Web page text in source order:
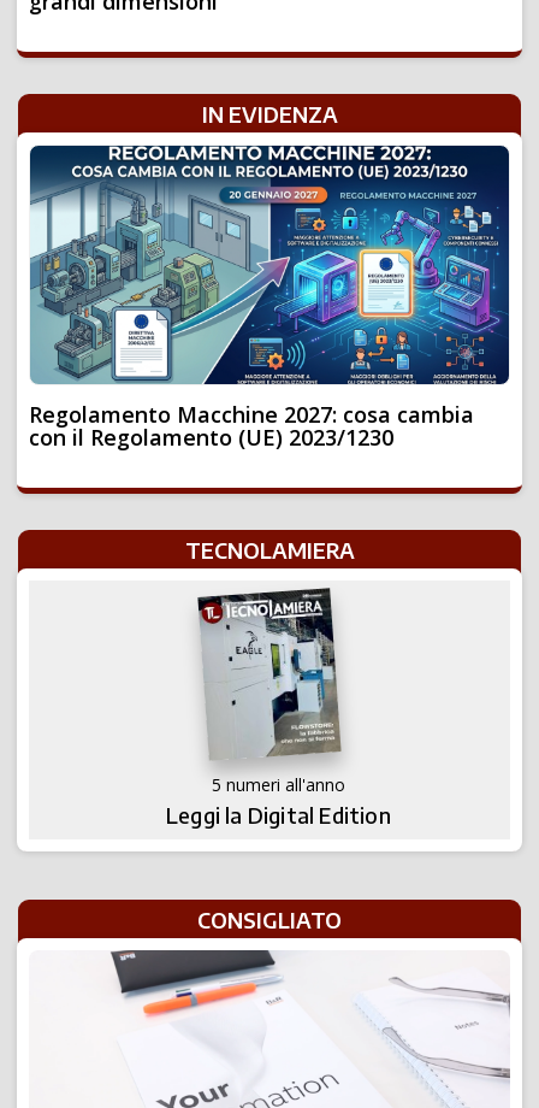
IN EVIDENZA
Regolamento Macchine 2027: cosa cambia
con il Regolamento (UE) 2023/1230
TECNOLAMIERA
5 numeri all'anno
Leggi la Digital Edition
CONSIGLIATO